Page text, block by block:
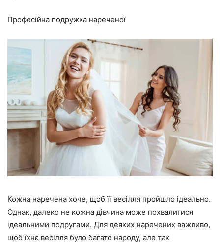
Професійна подружка нареченої
Кожна наречена хоче, щоб її весілля пройшло ідеально.
Однак, далеко не кожна дівчина може похвалитися
ідеальними подругами. Для деяких наречених важливо,
щоб їхнє весілля було багато народу, але так